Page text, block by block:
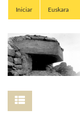
Iniciar Euskara